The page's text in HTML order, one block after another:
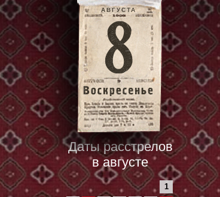
АВГУСТА
Даты расстрелов
в августе
1